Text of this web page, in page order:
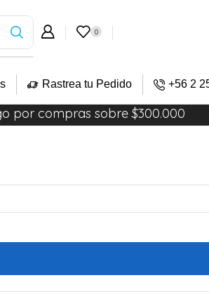
0
Rastrea tu Pedido +56 2
por compras sobre $300.000